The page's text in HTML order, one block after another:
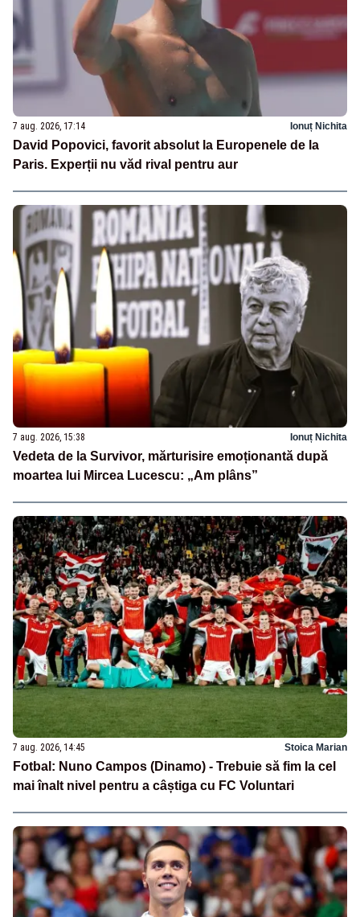
7 aug. 2026, 17:14 Ionuț Nichita
David Popovici, favorit absolut la Europenele de la
Paris. Experții nu văd rival pentru aur
7 aug. 2026, 15:38 Ionuț Nichita
Vedeta de la Survivor, mărturisire emoționantă după
moartea lui Mircea Lucescu: „Am plâns”
7 aug. 2026, 14:45 Stoica Marian
Fotbal: Nuno Campos (Dinamo) - Trebuie să fim la cel
mai înalt nivel pentru a câștiga cu FC Voluntari